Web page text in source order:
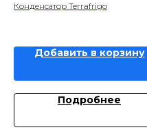
Конденсатор Terrafrigo
Добавить в корзину
Подробнее